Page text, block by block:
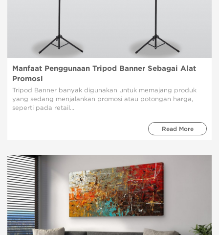
Manfaat Penggunaan Tripod Banner Sebagai Alat
Promosi
Tripod Banner banyak digunakan untuk memajang produk
yang sedang menjalankan promosi atau potongan harga,
seperti pada retail...
Read More